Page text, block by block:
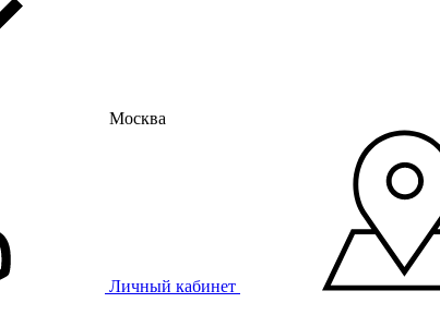
Москва
Личный кабинет